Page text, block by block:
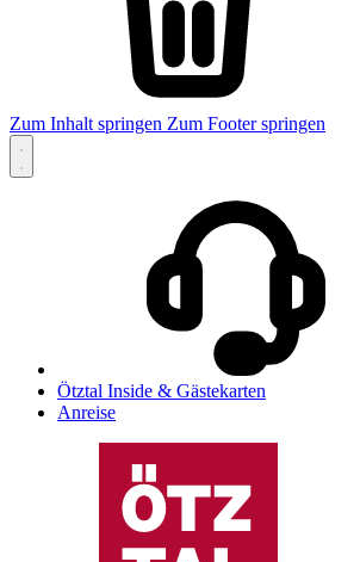
Zum Inhalt springen Zum Footer springen
Ötztal Inside & Gästekarten
Anreise